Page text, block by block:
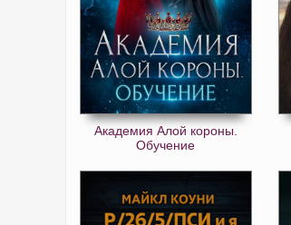
Академия Алой короны.
Обучение